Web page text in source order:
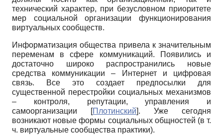
технический характер, при безусловном приоритете
мер социальной организации функционирования
виртуаль­ных сообществ.
Информатизация общества привела к значительным
переменам в сфере коммуни­каций. Появились и
достаточно широко распространились новые
средства коммуника­ции – Интернет и цифровая
связь. Все это создает предпосылки для
существенной пере­стройки социальных механизмов
– контроля, репутации, управления и
самоорганизации
[Плотинский]. Уже сегодня
возникают новые формы социальных общностей (в т.
ч. виртуальные сообщества практики).